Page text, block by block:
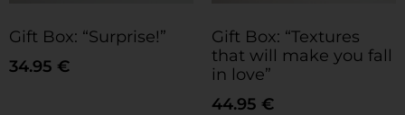
Gift Box: “Surprise!”
34.95 €
Gift Box: “Textures
that will make you fall
in love”
44.95 €